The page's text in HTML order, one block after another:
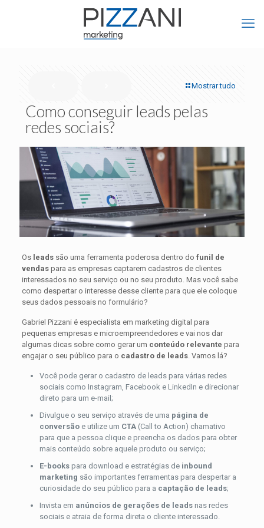
Mostrar tudo
Como conseguir leads pelas
redes sociais?
Os leads são uma ferramenta poderosa dentro do funil de
vendaspara as empresas captarem cadastros de clientes
interessados no seu serviço ou no seu produto. Mas você sabe
como despertar o interesse desse cliente para que ele coloque
seus dados pessoais no formulário?
Gabriel Pizzani é especialista em marketing digital para
pequenas empresas e microempreendedores e vai nos dar
algumas dicas sobre como gerar um conteúdo relevante para
engajar o seu público para o cadastro de leads. Vamos lá?
Você pode gerar o cadastro de leads para várias redes
sociais como Instagram, Facebook e LinkedIn e direcionar
direto para um e-mail;
Divulgue o seu serviço através de uma página de
conversãoe utilize um CTA (Call to Action) chamativo
para que a pessoa clique e preencha os dados para obter
mais conteúdo sobre aquele produto ou serviço;
E-bookspara download e estratégias de inbound
marketing são importantes ferramentas para despertar a
curiosidade do seu público para a captação de leads;
Invista em anúncios de gerações de leadsnas redes
sociais e atraia de forma direta o cliente interessado.